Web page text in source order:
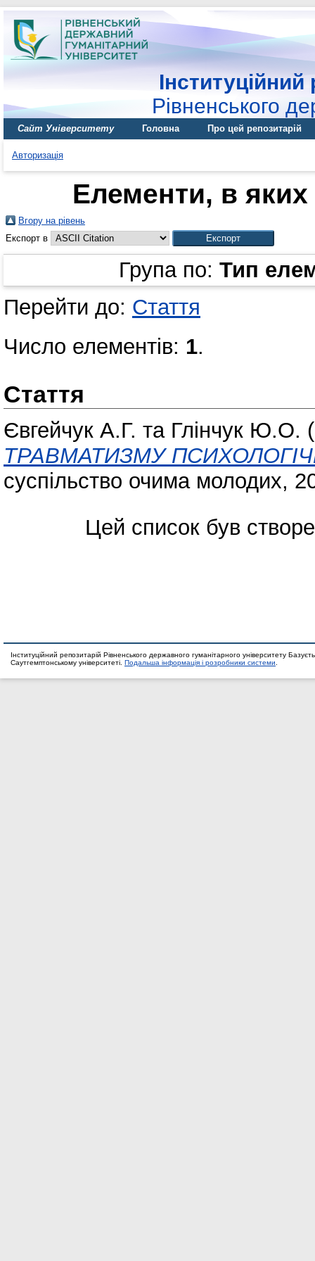
Інституційний
Рівненського
Сайт Університету Головна Про цей репозитарій
Авторизація
Елементи, в
Вгору на рівень
Експорт в
Група по: Тип
Перейти до: Стаття
Число елементів: 1.
Стаття
Євгейчук А.Г. та Глінчук Ю.О.
ТРАВМАТИЗМУ
суспільство очима молодих,
Цей список був
Інституційний репозитарій Рівненського державного гуманітарного університету
Саутгемптонському університеті. Подальша інформація і розробники системи